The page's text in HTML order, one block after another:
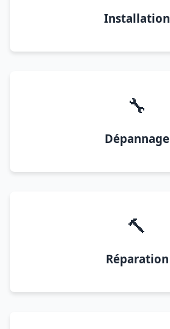
Installation
🔧
Dépannage
🔨
Réparation